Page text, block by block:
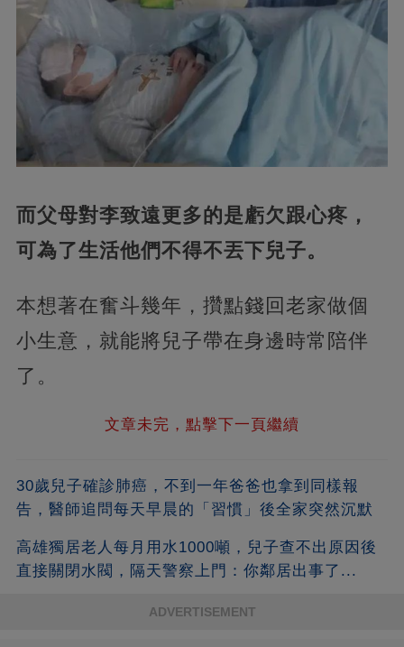
而父母對李致遠更多的是虧欠跟心疼，
可為了生活他們不得不丟下兒子。
本想著在奮斗幾年，攢點錢回老家做個
小生意，就能將兒子帶在身邊時常陪伴
了。
文章未完，點擊下一頁繼續
30歲兒子確診肺癌，不到一年爸爸也拿到同樣報
告，醫師追問每天早晨的「習慣」後全家突然沉默
高雄獨居老人每月用水1000噸，兒子查不出原因後
直接關閉水閥，隔天警察上門：你鄰居出事了...
ADVERTISEMENT